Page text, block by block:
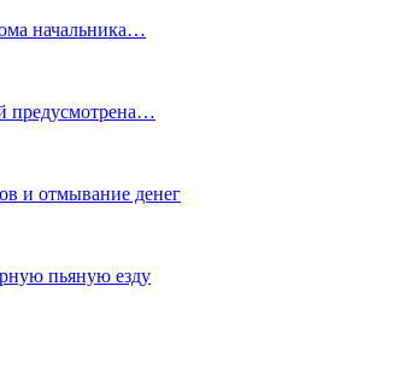
начальника…
предусмотрена…
и отмывание денег
пьяную езду